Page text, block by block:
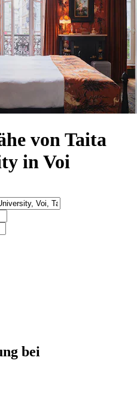
von Taita
in Voi
bei